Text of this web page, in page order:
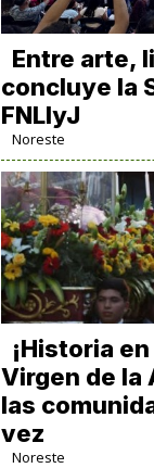
Entre arte,
concluye la
FNLIyJ
Noreste
​¡Historia
Virgen de la
las
vez
Noreste